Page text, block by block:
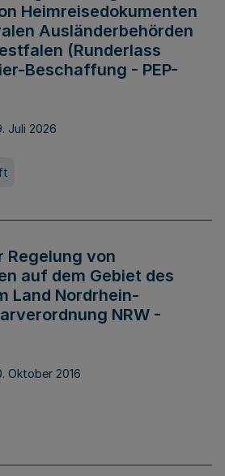
Heimreisedokumenten
Ausländerbehörden
(Runderlass
Beschaffung - PEP-
Juli 2026
Regelung von
auf dem Gebiet des
Land Nordrhein-
NRW -
Oktober 2016